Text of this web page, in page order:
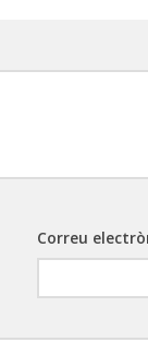
Correu